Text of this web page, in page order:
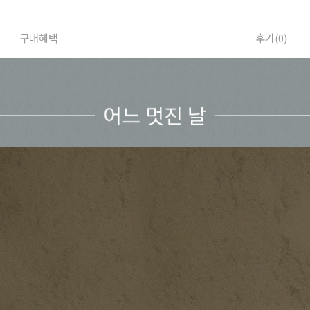
구매혜택 후기(0)